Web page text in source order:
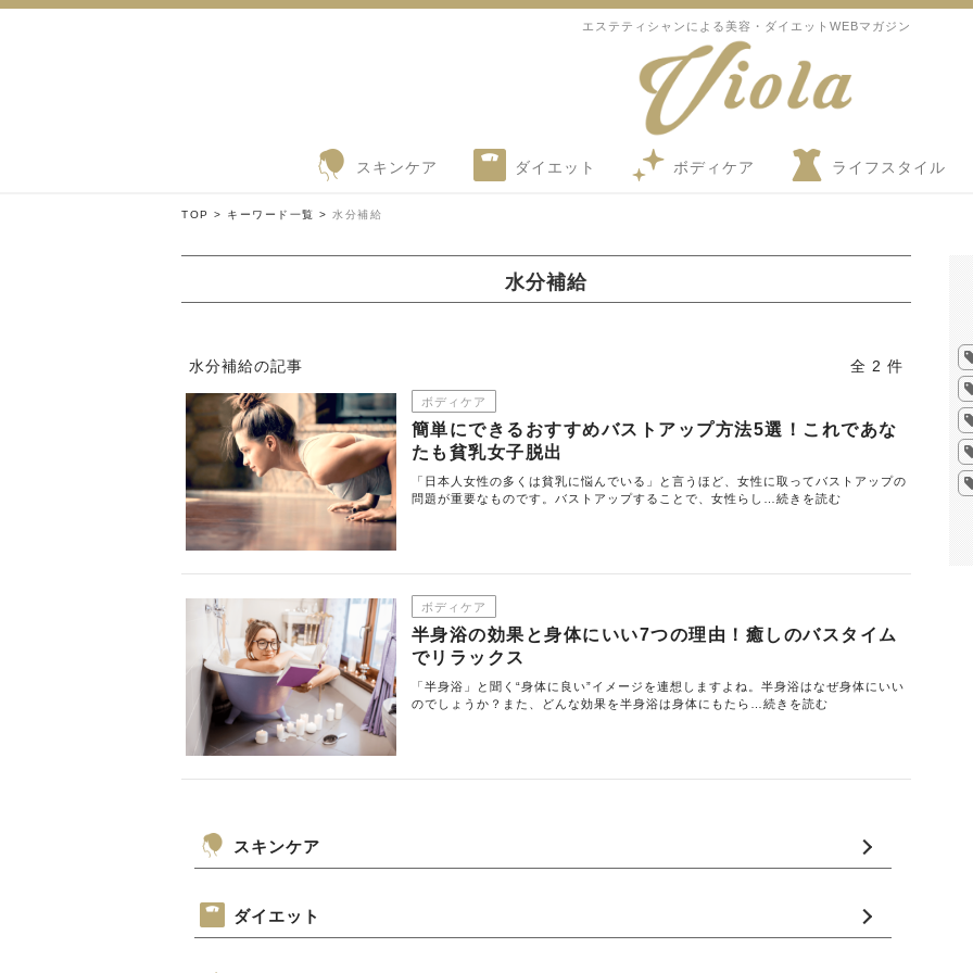
エステティシャンによる美容・ダイエットWEBマガジン
スキンケア ダイエット ボディケア ライフスタイル
TOP > キーワード一覧 > 水分補給
水分補給
水分補給の記事 全 2 件
ボディケア
簡単にできるおすすめバストアップ方法5選！これであな
たも貧乳女子脱出
「日本人女性の多くは貧乳に悩んでいる」と言うほど、女性に取ってバストアップの
問題が重要なものです。バストアップすることで、女性らし…続きを読む
ボディケア
半身浴の効果と身体にいい7つの理由！癒しのバスタイム
でリラックス
「半身浴」と聞く“身体に良い”イメージを連想しますよね。半身浴はなぜ身体にいい
のでしょうか？また、どんな効果を半身浴は身体にもたら…続きを読む
スキンケア
ダイエット